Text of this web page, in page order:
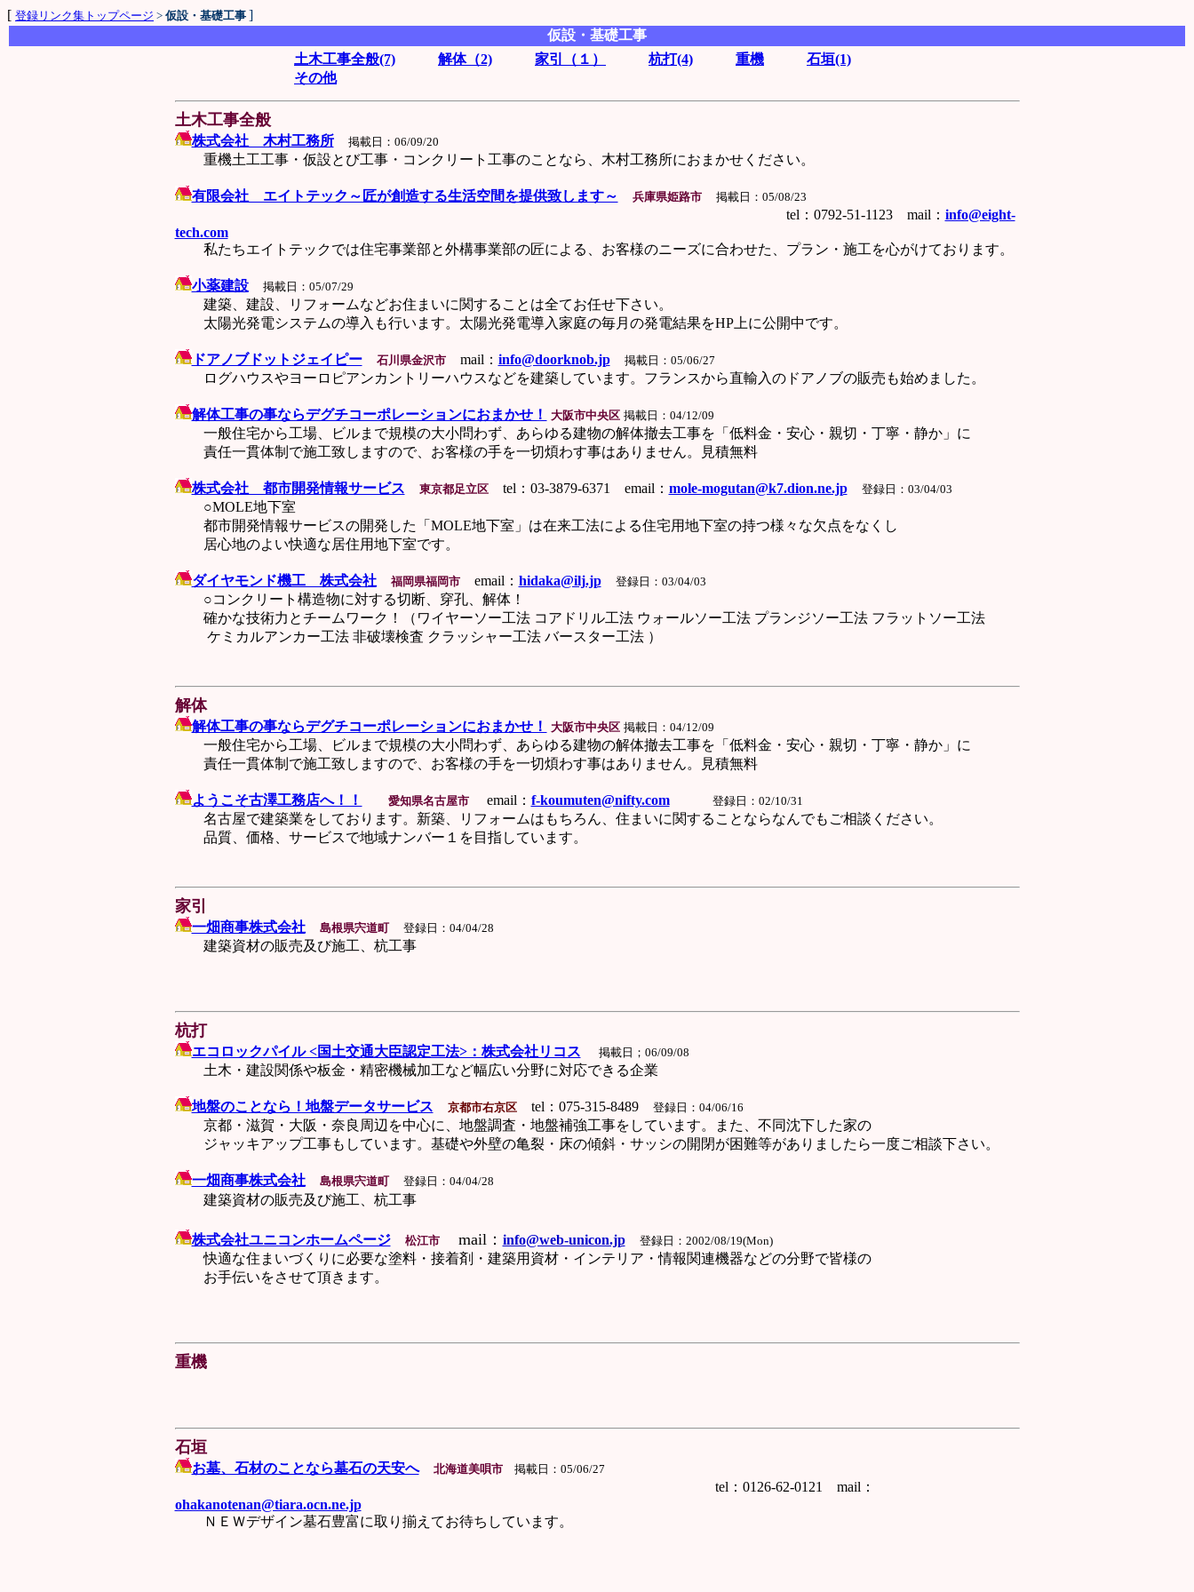
[ 登録リンク集トップページ > 仮設・基礎工事 ]
仮設・基礎工事
土木工事全般(7)
解体（2) 家引（１） 杭打(4) 重機
石垣(1)
その他
土木工事全般
株式会社 木村工務所 掲載日：06/09/20
重機土工工事・仮設とび工事・コンクリート工事のことなら、木村工務所におまかせください。
有限会社 エイトテック～匠が創造する生活空間を提供致します～ 兵庫県姫路市 掲載日：05/08/23
tel：0792-51-1123 mail： info@eight-
tech.com
私たちエイトテックでは住宅事業部と外構事業部の匠による、お客様のニーズに合わせた、プラン・施工を心がけております。
小薬建設 掲載日：05/07/29
建築、建設、リフォームなどお住まいに関することは全てお任せ下さい。
太陽光発電システムの導入も行います。太陽光発電導入家庭の毎月の発電結果をHP上に公開中です。
ドアノブドットジェイピー 石川県金沢市mail： info@doorknob.jp 掲載日：05/06/27
ログハウスやヨーロピアンカントリーハウスなどを建築しています。フランスから直輸入のドアノブの販売も始めました。
解体工事の事ならデグチコーポレーションにおまかせ！ 大阪市中央区 掲載日：04/12/09
一般住宅から工場、ビルまで規模の大小問わず、あらゆる建物の解体撤去工事を「低料金・安心・親切・丁寧・静か」に
責任一貫体制で施工致しますので、お客様の手を一切煩わす事はありません。見積無料
株式会社 都市開発情報サービス 東京都足立区tel：03-3879-6371 email： mole-mogutan@k7.dion.ne.jp 登録日：03/04/03
○MOLE地下室
都市開発情報サービスの開発した「MOLE地下室」は在来工法による住宅用地下室の持つ様々な欠点をなくし
居心地のよい快適な居住用地下室です。
ダイヤモンド機工 株式会社 福岡県福岡市email： hidaka@ilj.jp 登録日：03/04/03
○コンクリート構造物に対する切断、穿孔、解体！
確かな技術力とチームワーク！（ワイヤーソー工法 コアドリル工法 ウォールソー工法 プランジソー工法 フラットソー工法
ケミカルアンカー工法 非破壊検査 クラッシャー工法 バースター工法 ）
解体
解体工事の事ならデグチコーポレーションにおまかせ！ 大阪市中央区 掲載日：04/12/09
一般住宅から工場、ビルまで規模の大小問わず、あらゆる建物の解体撤去工事を「低料金・安心・親切・丁寧・静か」に
責任一貫体制で施工致しますので、お客様の手を一切煩わす事はありません。見積無料
ようこそ古澤工務店へ！！ 愛知県名古屋市email： f-koumuten@nifty.com 登録日：02/10/31
名古屋で建築業をしております。新築、リフォームはもちろん、住まいに関することならなんでもご相談ください。
品質、価格、サービスで地域ナンバー１を目指しています。
家引
一畑商事株式会社 島根県宍道町 登録日：04/04/28
建築資材の販売及び施工、杭工事
杭打
エコロックパイル <国土交通大臣認定工法>：株式会社リコス 掲載日；06/09/08
土木・建設関係や板金・精密機械加工など幅広い分野に対応できる企業
地盤のことなら！地盤データサービス 京都市右京区tel：075-315-8489 登録日：04/06/16
京都・滋賀・大阪・奈良周辺を中心に、地盤調査・地盤補強工事をしています。また、不同沈下した家の
ジャッキアップ工事もしています。基礎や外壁の亀裂・床の傾斜・サッシの開閉が困難等がありましたら一度ご相談下さい。
一畑商事株式会社 島根県宍道町 登録日：04/04/28
建築資材の販売及び施工、杭工事
株式会社ユニコンホームページ 松江市 mail： info@web-unicon.jp 登録日：2002/08/19(Mon)
快適な住まいづくりに必要な塗料・接着剤・建築用資材・インテリア・情報関連機器などの分野で皆様の
お手伝いをさせて頂きます。
重機
石垣
お墓、石材のことなら墓石の天安へ 北海道美唄市掲載日：05/06/27
tel：0126-62-0121 mail：
ohakanotenan@tiara.ocn.ne.jp
ＮＥＷデザイン墓石豊富に取り揃えてお待ちしています。